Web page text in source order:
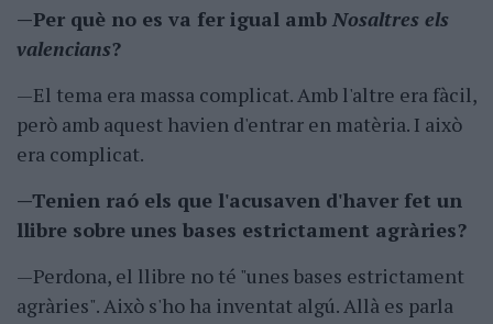
—Per què no es va fer igual amb Nosaltres els
valencians?
—El tema era massa complicat. Amb l'altre era fàcil,
però amb aquest havien d'entrar en matèria. I això
era complicat.
—Tenien raó els que l'acusaven d'haver fet un
llibre sobre unes bases estrictament agràries?
—Perdona, el llibre no té "unes bases estrictament
agràries". Això s'ho ha inventat algú. Allà es parla